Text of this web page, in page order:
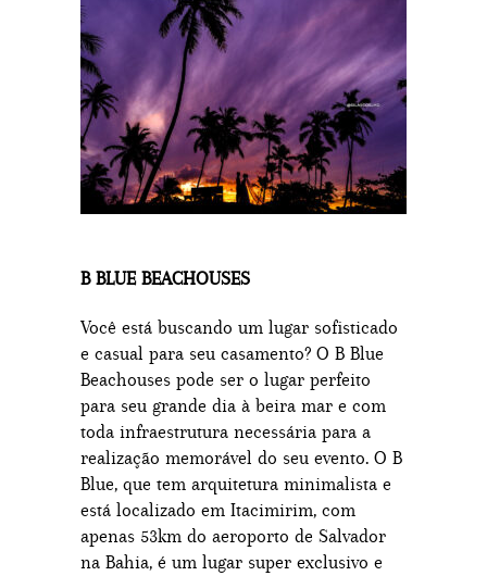
B BLUE BEACHOUSES
Você está buscando um lugar sofisticado
e casual para seu casamento? O B Blue
Beachouses pode ser o lugar perfeito
para seu grande dia à beira mar e com
toda infraestrutura necessária para a
realização memorável do seu evento. O B
Blue, que tem arquitetura minimalista e
está localizado em Itacimirim, com
apenas 53km do aeroporto de Salvador
na Bahia, é um lugar super exclusivo e